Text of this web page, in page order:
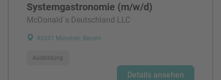
Systemgastronomie (m/w/d)
McDonald`s Deutschland LLC
80331 München, Bayern
Ausbildung
Details ansehen